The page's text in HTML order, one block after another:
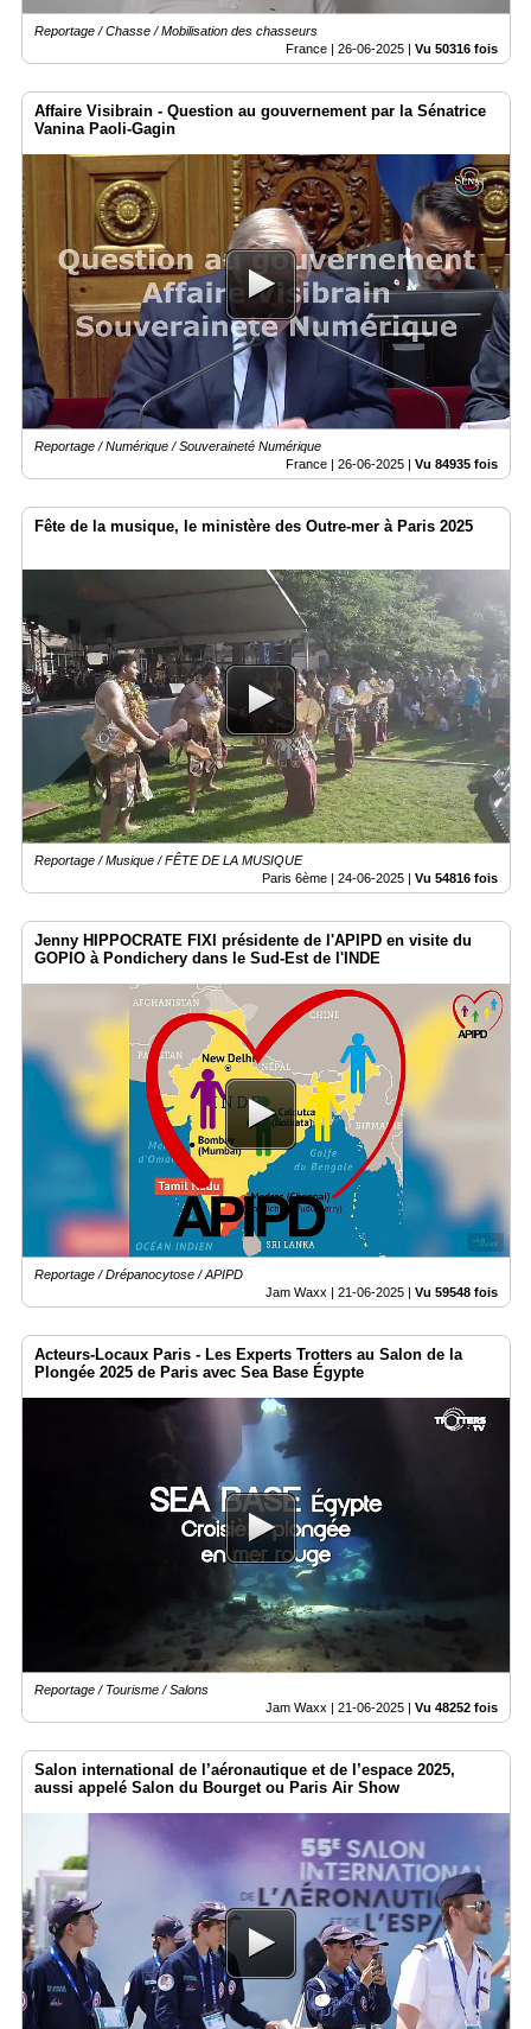
Reportage / Chasse / Mobilisation des chasseurs
France | 26-06-2025 | Vu 50316 fois
Affaire Visibrain - Question au gouvernement par la Sénatrice
Vanina Paoli-Gagin
Reportage / Numérique / Souveraineté Numérique
France | 26-06-2025 | Vu 84935 fois
Fête de la musique, le ministère des Outre-mer à Paris 2025
Reportage / Musique / FÊTE DE LA MUSIQUE
Paris 6ème | 24-06-2025 | Vu 54816 fois
Jenny HIPPOCRATE FIXI présidente de l'APIPD en visite du
GOPIO à Pondichery dans le Sud-Est de l'INDE
Reportage / Drépanocytose / APIPD
Jam Waxx | 21-06-2025 | Vu 59548 fois
Acteurs-Locaux Paris - Les Experts Trotters au Salon de la
Plongée 2025 de Paris avec Sea Base Égypte
Reportage / Tourisme / Salons
Jam Waxx | 21-06-2025 | Vu 48252 fois
Salon international de l’aéronautique et de l’espace 2025,
aussi appelé Salon du Bourget ou Paris Air Show